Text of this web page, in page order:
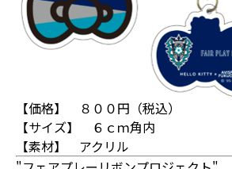
【価格】 ８００円（税込）
【サイズ】 ６ｃｍ角内
【素材】 アクリル